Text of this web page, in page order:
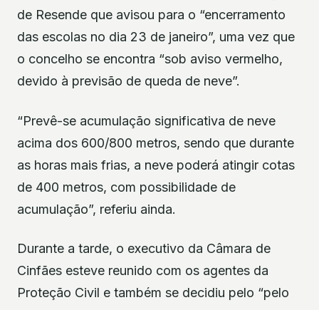
de Resende que avisou para o “encerramento
das escolas no dia 23 de janeiro”, uma vez que
o concelho se encontra “sob aviso vermelho,
devido à previsão de queda de neve”.
“Prevê-se acumulação significativa de neve
acima dos 600/800 metros, sendo que durante
as horas mais frias, a neve poderá atingir cotas
de 400 metros, com possibilidade de
acumulação”, referiu ainda.
Durante a tarde, o executivo da Câmara de
Cinfães esteve reunido com os agentes da
Proteção Civil e também se decidiu pelo “pelo